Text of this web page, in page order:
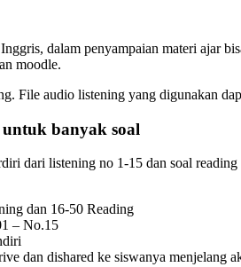
dalam penyampaian materi ajar
moodle.
File audio listening yang digunakan
banyak soal
dari listening no 1-15 dan soal
dan 16-50 Reading
– No.15
dan dishared ke siswanya menjelang